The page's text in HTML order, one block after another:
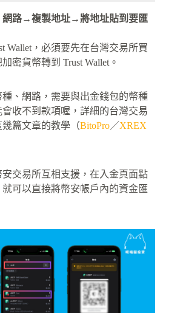
網路→複製地址→將地址貼到要匯
Wallet，必須要先在台灣交易所買
密貨幣轉到 Trust Wallet。
、網路，需要與出金錢包的幣種
收不到款項喔，詳細的台灣交易
篇文章的教學（BitoPro／XREX
安交易所互相支援，在入金頁面點
可以直接將幣安帳戶內的資金匯